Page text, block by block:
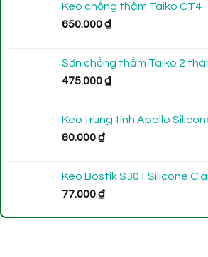
Keo chống thấm Taiko CT4
650.000₫
Sơn chống thấm Taiko 2
475.000₫
Keo trung tính Apollo
80.000₫
Keo Bostik S301 Silicone
77.000₫